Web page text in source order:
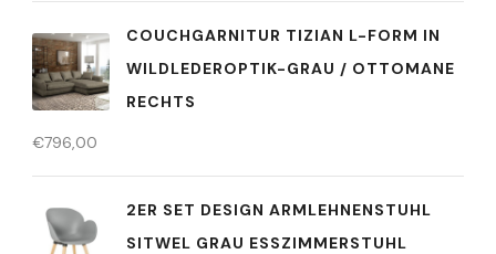
COUCHGARNITUR TIZIAN L-FORM IN
WILDLEDEROPTIK-GRAU / OTTOMANE
RECHTS
€796,00
2ER SET DESIGN ARMLEHNENSTUHL
SITWEL GRAU ESSZIMMERSTUHL